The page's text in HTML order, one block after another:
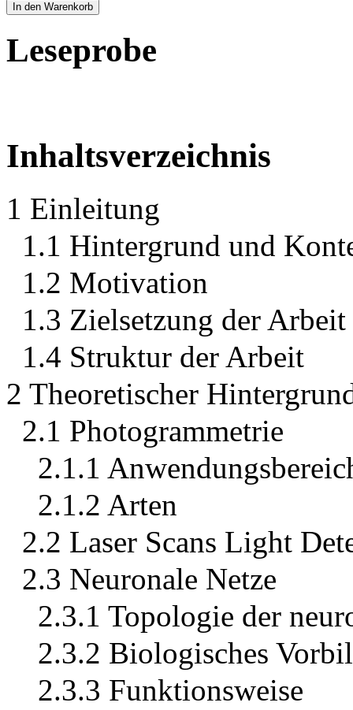
In den Warenkorb
Leseprobe
Inhaltsverzeichnis
1 Einleitung
1.1 Hintergrund und
1.2 Motivation
1.3 Zielsetzung der Arbeit
1.4 Struktur der Arbeit
2 Theoretischer
2.1 Photogrammetrie
2.1.1
2.1.2 Arten
2.2 Laser Scans Light
2.3 Neuronale Netze
2.3.1 Topologie der
2.3.2 Biologisches
2.3.3 Funktionsweise